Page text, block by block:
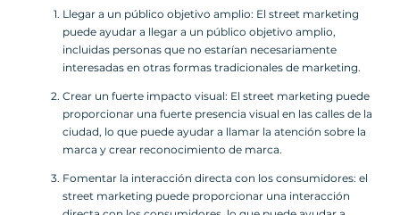
Llegar a un público objetivo amplio: El street marketing
puede ayudar a llegar a un público objetivo amplio,
incluidas personas que no estarían necesariamente
interesadas en otras formas tradicionales de marketing.
Crear un fuerte impacto visual: El street marketing puede
proporcionar una fuerte presencia visual en las calles de la
ciudad, lo que puede ayudar a llamar la atención sobre la
marca y crear reconocimiento de marca.
Fomentar la interacción directa con los consumidores: el
street marketing puede proporcionar una interacción